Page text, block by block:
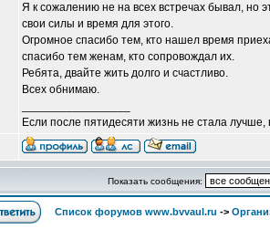
Я к сожалению не на всех встречах бывал, но
свои силы и время для этого.
Огромное спасибо тем, кто нашел время
спасибо тем женам, кто сопровождал их.
Ребята, двайте жить долго и счастливо.
Всех обнимаю.
Если после пятидесяти жизнь не стала
Показать сообщения:
Список форумов www.bvvaul.ru ->